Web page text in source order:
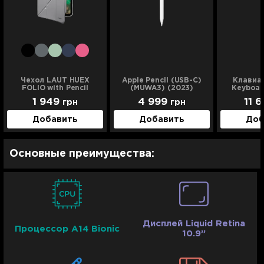
Чехол LAUT HUEX
FOLIO with Pencil
(2022)/iPad 11 (2025)
(Gray)
1 949 грн
Добавить
Apple Pencil (USB-C)
(MUWA3) (2023)
4 999 грн
Добавить
2025
11
Основные преимущества:
Процессор A14 Bionic
Дисплей Liquid Retina
10.9’’